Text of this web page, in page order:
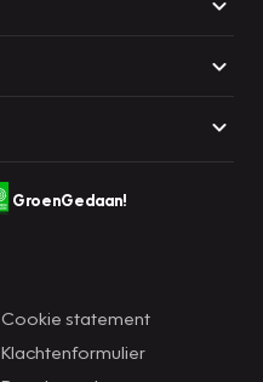
GroenGedaan!
Cookie statement
Klachtenformulier